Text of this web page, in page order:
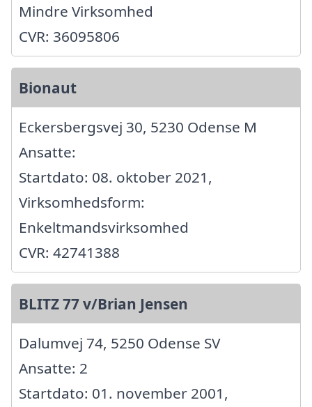
Mindre Virksomhed
CVR: 36095806
Bionaut
Eckersbergsvej 30, 5230 Odense M
Ansatte:
Startdato: 08. oktober 2021,
Virksomhedsform:
Enkeltmandsvirksomhed
CVR: 42741388
BLITZ 77 v/Brian Jensen
Dalumvej 74, 5250 Odense SV
Ansatte: 2
Startdato: 01. november 2001,